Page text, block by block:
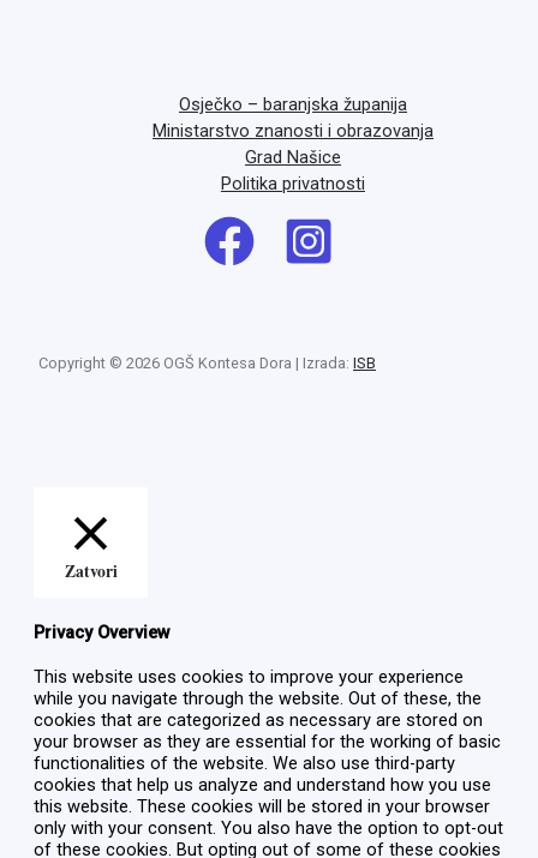
Osječko – baranjska županija
Ministarstvo znanosti i obrazovanja
Grad Našice
Politika privatnosti
Copyright © 2026 OGŠ Kontesa Dora | Izrada: ISB
Zatvori
Privacy Overview
This website uses cookies to improve your experience
while you navigate through the website. Out of these, the
cookies that are categorized as necessary are stored on
your browser as they are essential for the working of basic
functionalities of the website. We also use third-party
cookies that help us analyze and understand how you use
this website. These cookies will be stored in your browser
only with your consent. You also have the option to opt-out
of these cookies. But opting out of some of these cookies